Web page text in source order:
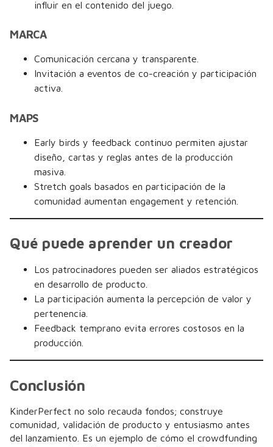
influir en el contenido del juego.
MARCA
Comunicación cercana y transparente.
Invitación a eventos de co-creación y participación
activa.
MAPS
Early birds y feedback continuo permiten ajustar
diseño, cartas y reglas antes de la producción
masiva.
Stretch goals basados en participación de la
comunidad aumentan engagement y retención.
Qué puede aprender un creador
Los patrocinadores pueden ser aliados estratégicos
en desarrollo de producto.
La participación aumenta la percepción de valor y
pertenencia.
Feedback temprano evita errores costosos en la
producción.
Conclusión
KinderPerfect no solo recauda fondos; construye
comunidad, validación de producto y entusiasmo antes
del lanzamiento. Es un ejemplo de cómo el crowdfunding